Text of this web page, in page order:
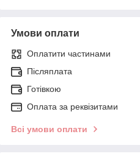
Умови оплати
Оплатити частинами
Післяплата
Готівкою
Оплата за реквізитами
Всі умови оплати